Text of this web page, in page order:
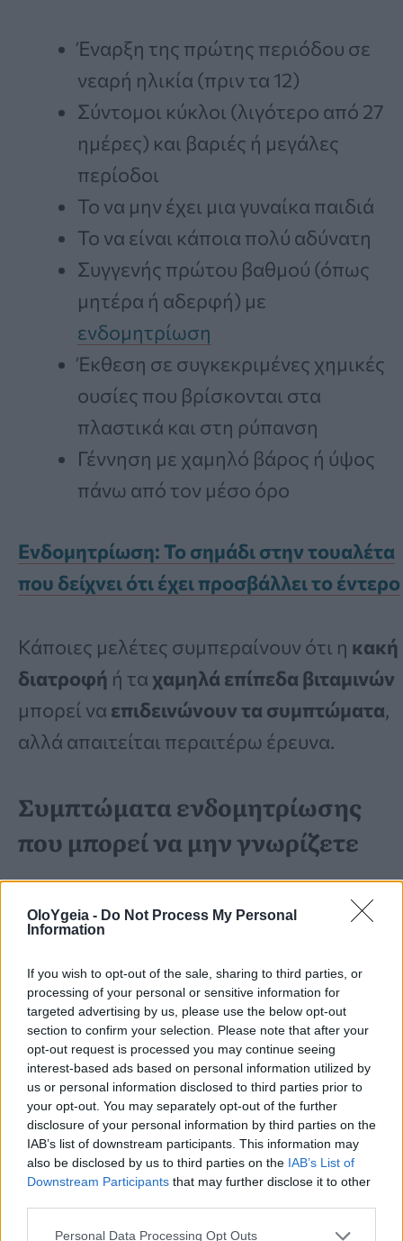
OloYgeia - Do Not Process My Personal
Information
If you wish to opt-out of the sale, sharing to third parties, or
processing of your personal or sensitive information for
targeted advertising by us, please use the below opt-out
section to confirm your selection. Please note that after your
opt-out request is processed you may continue seeing
interest-based ads based on personal information utilized by
us or personal information disclosed to third parties prior to
your opt-out. You may separately opt-out of the further
disclosure of your personal information by third parties on the
IAB’s list of downstream participants. This information may
also be disclosed by us to third parties on the IAB’s List of
Downstream Participants that may further disclose it to other
Personal Data Processing Opt Outs
Έναρξη της πρώτης περιόδου σε
νεαρή ηλικία (πριν τα 12)
Σύντομοι κύκλοι (λιγότερο από 27
ημέρες) και βαριές ή μεγάλες
περίοδοι
Το να μην έχει μια γυναίκα παιδιά
Το να είναι κάποια πολύ αδύνατη
Συγγενής πρώτου βαθμού (όπως
μητέρα ή αδερφή) με
ενδομητρίωση
Έκθεση σε συγκεκριμένες χημικές
ουσίες που βρίσκονται στα
πλαστικά και στη ρύπανση
Γέννηση με χαμηλό βάρος ή ύψος
πάνω από τον μέσο όρο
Ενδομητρίωση: Το σημάδι στην τουαλέτα
που δείχνει ότι έχει προσβάλλει το έντερο
Κάποιες μελέτες συμπεραίνουν ότι η κακή
διατροφή ή τα χαμηλά επίπεδα βιταμινών
μπορεί να επιδεινώνουν τα συμπτώματα,
αλλά απαιτείται περαιτέρω έρευνα.
Συμπτώματα ενδομητρίωσης
που μπορεί να μην γνωρίζετε
περιλαμβάνουν:
Πυελικό πόνος
Επώδυνες περίοδοι που
επηρεάζουν την καθημερινότητα
Βαριά εμμηνορροϊκή αιμορραγία
Πόνο κατά ή μετά τη σεξουαλική
επαφή
Πόνο κατά τις εντερικές κενώσεις
Πόνο κατά την ούρηση